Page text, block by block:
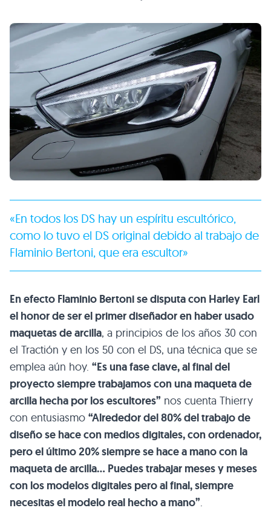
«En todos los DS hay un espíritu escultórico,
como lo tuvo el DS original debido al trabajo de
Flaminio Bertoni, que era escultor»
En efecto Flaminio Bertoni se disputa con Harley Earl
el honor de ser el primer diseñador en haber usado
maquetas de arcilla, a principios de los años 30 con
el Tractión y en los 50 con el DS, una técnica que se
emplea aún hoy. “Es una fase clave, al final del
proyecto siempre trabajamos con una maqueta de
arcilla hecha por los escultores” nos cuenta Thierry
con entusiasmo “Alrededor del 80% del trabajo de
diseño se hace con medios digitales, con ordenador,
pero el último 20% siempre se hace a mano con la
maqueta de arcilla… Puedes trabajar meses y meses
con los modelos digitales pero al final, siempre
necesitas el modelo real hecho a mano”.